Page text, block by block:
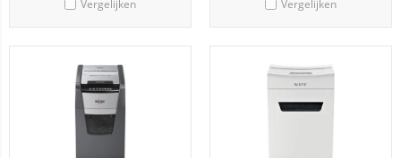
Vergelijken Vergelijken